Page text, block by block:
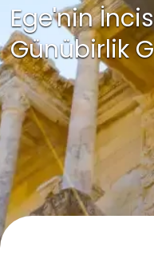
Ege'nin
Günübirlik